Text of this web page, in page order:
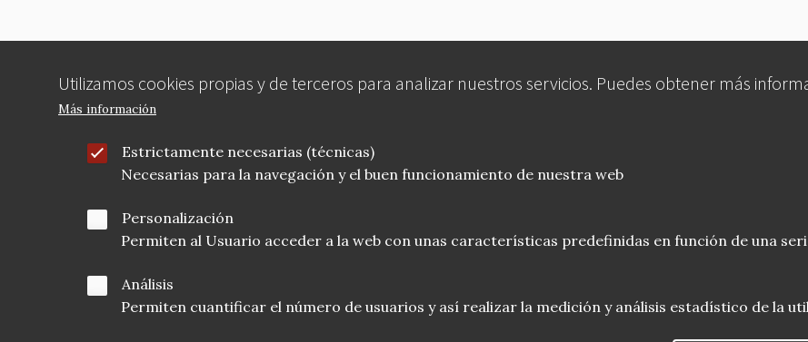
Utilizamos cookies propias y de terceros para analizar nuestros servicios. Puedes obtener más
Más información
Estrictamente necesarias (técnicas)
Necesarias para la navegación y el buen funcionamiento de nuestra web
Personalización
Permiten al Usuario acceder a la web con unas características predefinidas en función de una
Análisis
Permiten cuantificar el número de usuarios y así realizar la medición y análisis estadístico de la